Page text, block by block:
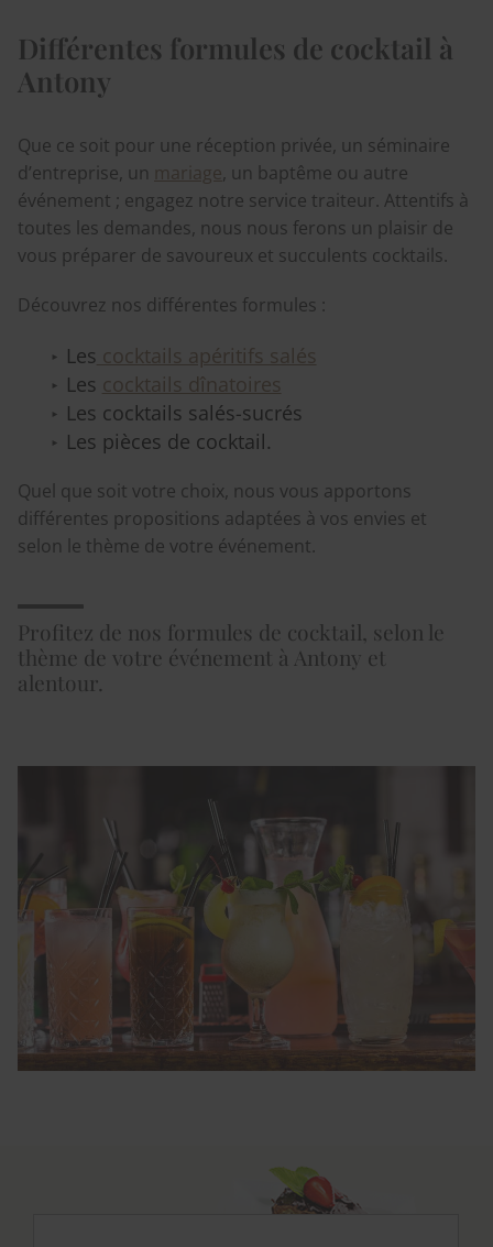
Différentes formules de cocktail à
Antony
Que ce soit pour une réception privée, un séminaire
d’entreprise, un mariage, un baptême ou autre
événement ; engagez notre service traiteur. Attentifs à
toutes les demandes, nous nous ferons un plaisir de
vous préparer de savoureux et succulents cocktails.
Découvrez nos différentes formules :
Les cocktails apéritifs salés
Les cocktails dînatoires
Les cocktails salés-sucrés
Les pièces de cocktail.
Quel que soit votre choix, nous vous apportons
différentes propositions adaptées à vos envies et
selon le thème de votre événement.
Profitez de nos formules de cocktail, selon le
thème de votre événement à Antony et
alentour.